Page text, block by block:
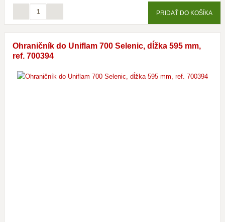
PRIDAŤ DO KOŠÍKA
Ohraničník do Uniflam 700 Selenic, dĺžka 595 mm,
ref. 700394